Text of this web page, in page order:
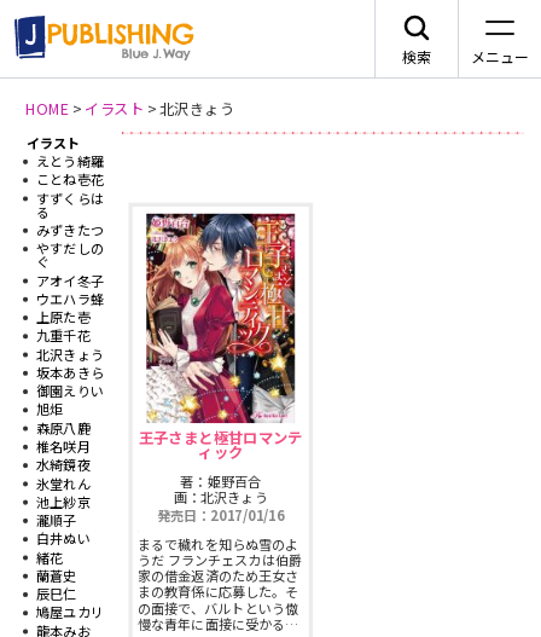
検索 メニュー
JA
レーベルから探す
arca comics
G-Lish
カクテルキス文庫
スフレコミックス
ロイヤルキス＆チュールキス
ジャンルから探す
BLコミック
TLコミック
BLノベル
TLノベル
メニュー
ニュース
作品一覧
会社情報一覧
HOME > イラスト >北沢きょう
イラスト
えとう綺羅
ことね壱花
すずくらは
る
みずきたつ
やすだしの
ぐ
アオイ冬子
ウエハラ蜂
上原た壱
九重千花
北沢きょう
坂本あきら
御園えりい
旭炬
森原八鹿
椎名咲月
水綺鏡夜
氷堂れん
池上紗京
瀧順子
白井ぬい
緒花
蘭蒼史
辰巳仁
鳩屋ユカリ
龍本みお
王子さまと極甘ロマンテ
ィック
著：姫野百合
画：北沢きょう
発売日：2017/01/16
まるで穢れを知らぬ雪のよ
うだ フランチェスカは伯爵
家の借金返済のため王女さ
まの教育係に応募した。そ
の面接で、バルトという傲
慢な青年に面接に受かる…